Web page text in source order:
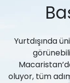
Yurtdışında
oluyor, tüm